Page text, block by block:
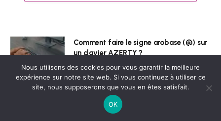
Comment faire le signe arobase (@) sur
un clavier AZERTY ?
7 juillet 2026
Comment Préparer Vos Photos Pour Les
Réseaux Sociaux Sans Passer Par
Nous utilisons des cookies pour vous garantir la meilleure
expérience sur notre site web. Si vous continuez à utiliser ce
site, nous supposerons que vous en êtes satisfait.
OK